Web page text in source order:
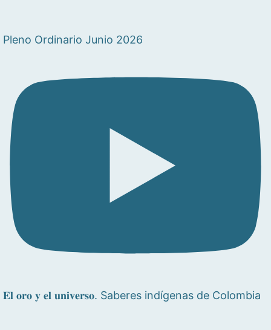
Pleno Ordinario Junio 2026
𝐄𝐥 𝐨𝐫𝐨 𝐲 𝐞𝐥 𝐮𝐧𝐢𝐯𝐞𝐫𝐬𝐨. Saberes indígenas de Colombia